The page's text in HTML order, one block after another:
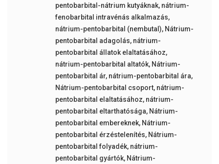
pentobarbital-nátrium kutyáknak, nátrium-
fenobarbital intravénás alkalmazás,
nátrium-pentobarbital (nembutal), Nátrium-
pentobarbital adagolás, nátrium-
pentobarbital állatok elaltatásához,
nátrium-pentobarbital altatók, Nátrium-
pentobarbital ár, nátrium-pentobarbital ára,
Nátrium-pentobarbital csoport, nátrium-
pentobarbital elaltatásához, nátrium-
pentobarbital eltarthatósága, Nátrium-
pentobarbital embereknek, Nátrium-
pentobarbital érzéstelenítés, Nátrium-
pentobarbital folyadék, nátrium-
pentobarbital gyártók, Nátrium-